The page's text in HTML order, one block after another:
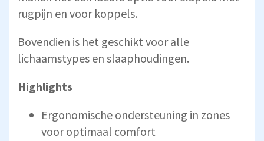
rugpijn en voor koppels.
Bovendien is het geschikt voor alle
lichaamstypes en slaaphoudingen.
Highlights
Ergonomische ondersteuning in zones
voor optimaal comfort